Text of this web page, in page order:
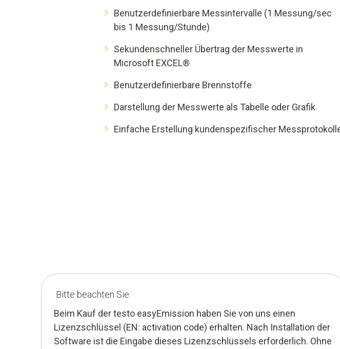
Benutzerdefinierbare Messintervalle (1 Messung/sec
bis 1 Messung/Stunde)
Sekundenschneller Übertrag der Messwerte in
Microsoft EXCEL®
Benutzerdefinierbare Brennstoffe
Darstellung der Messwerte als Tabelle oder Grafik
Einfache Erstellung kundenspezifischer
Bitte beachten Sie:
Beim Kauf der testo easyEmission haben Sie von uns einen
Lizenzschlüssel (EN: activation code) erhalten. Nach Installation der
Software ist die Eingabe dieses Lizenzschlüssels erforderlich. Ohne